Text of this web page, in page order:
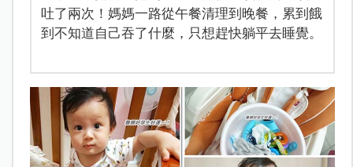
吐了兩次！媽媽一路從午餐清理到晚餐，累到餓
到不知道自己吞了什麼，只想趕快躺平去睡覺。